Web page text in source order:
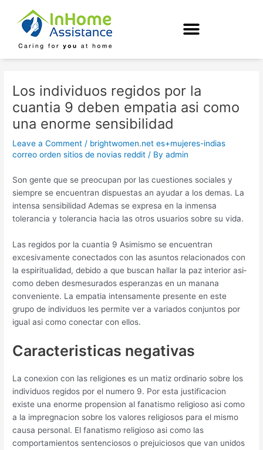
content
Los individuos regidos por la
cuanti­a 9 deben empatia asi­ como
una enorme sensibilidad
Leave a Comment / brightwomen.net es+mujeres-indias
correo orden sitios de novias reddit / Byadmin
Son gente que se preocupan por las cuestiones sociales y
siempre se encuentran dispuestas an ayudar a los demas. La
intensa sensibilidad Ademas se expresa en la inmensa
tolerancia y tolerancia hacia las otros usuarios sobre su vida.
Las regidos por la cuanti­a 9 Asimismo se encuentran
excesivamente conectados con las asuntos relacionados con
la espiritualidad, debido a que buscan hallar la paz interior asi­
como deben desmesurados esperanzas en un manana
conveniente. La empatia intensamente presente en este
grupo de individuos les permite ver a variados conjuntos por
igual asi­ como conectar con ellos.
Caracteristicas negativas
La conexion con las religiones es un matiz ordinario sobre los
individuos regidos por el numero 9. Por esta justificacion
existe una enorme propension al fanatismo religioso asi­ como
a la impregnacion sobre los valores religiosos para el mismo
causa personal. El fanatismo religioso asi­ como las
comportamientos sentenciosos o prejuiciosos que van unidos
navigation